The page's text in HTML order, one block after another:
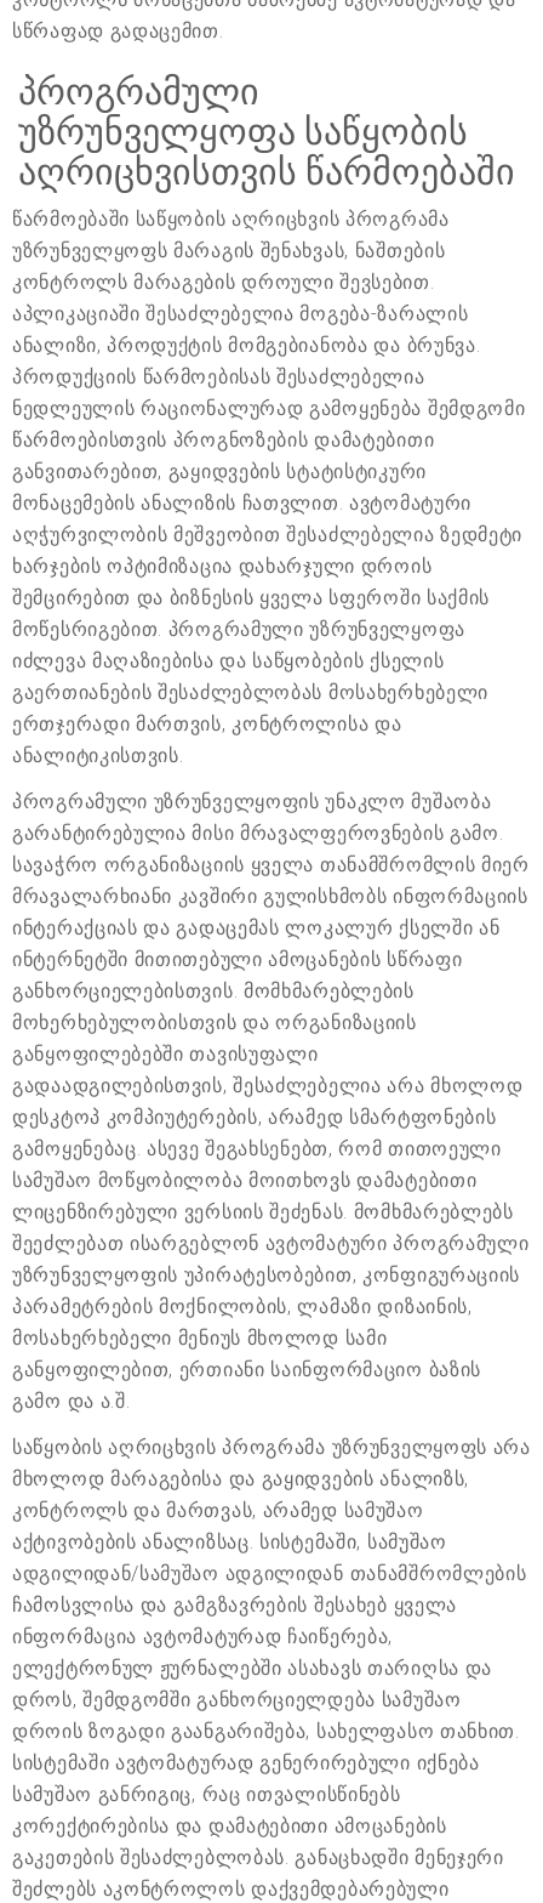
სწრაფად გადაცემით.
პროგრამული
უზრუნველყოფა საწყობის
აღრიცხვისთვის წარმოებაში
წარმოებაში საწყობის აღრიცხვის პროგრამა
უზრუნველყოფს მარაგის შენახვას, ნაშთების
კონტროლს მარაგების დროული შევსებით.
აპლიკაციაში შესაძლებელია მოგება-ზარალის
ანალიზი, პროდუქტის მომგებიანობა და ბრუნვა.
პროდუქციის წარმოებისას შესაძლებელია
ნედლეულის რაციონალურად გამოყენება შემდგომი
წარმოებისთვის პროგნოზების დამატებითი
განვითარებით, გაყიდვების სტატისტიკური
მონაცემების ანალიზის ჩათვლით. ავტომატური
აღჭურვილობის მეშვეობით შესაძლებელია ზედმეტი
ხარჯების ოპტიმიზაცია დახარჯული დროის
შემცირებით და ბიზნესის ყველა სფეროში საქმის
მოწესრიგებით. პროგრამული უზრუნველყოფა
იძლევა მაღაზიებისა და საწყობების ქსელის
გაერთიანების შესაძლებლობას მოსახერხებელი
ერთჯერადი მართვის, კონტროლისა და
ანალიტიკისთვის.
პროგრამული უზრუნველყოფის უნაკლო მუშაობა
გარანტირებულია მისი მრავალფეროვნების გამო.
სავაჭრო ორგანიზაციის ყველა თანამშრომლის მიერ
მრავალარხიანი კავშირი გულისხმობს ინფორმაციის
ინტერაქციას და გადაცემას ლოკალურ ქსელში ან
ინტერნეტში მითითებული ამოცანების სწრაფი
განხორციელებისთვის. მომხმარებლების
მოხერხებულობისთვის და ორგანიზაციის
განყოფილებებში თავისუფალი
გადაადგილებისთვის, შესაძლებელია არა მხოლოდ
დესკტოპ კომპიუტერების, არამედ სმარტფონების
გამოყენებაც. ასევე შეგახსენებთ, რომ თითოეული
სამუშაო მოწყობილობა მოითხოვს დამატებითი
ლიცენზირებული ვერსიის შეძენას. მომხმარებლებს
შეეძლებათ ისარგებლონ ავტომატური პროგრამული
უზრუნველყოფის უპირატესობებით, კონფიგურაციის
პარამეტრების მოქნილობის, ლამაზი დიზაინის,
მოსახერხებელი მენიუს მხოლოდ სამი
განყოფილებით, ერთიანი საინფორმაციო ბაზის
გამო და ა.შ.
საწყობის აღრიცხვის პროგრამა უზრუნველყოფს არა
მხოლოდ მარაგებისა და გაყიდვების ანალიზს,
კონტროლს და მართვას, არამედ სამუშაო
აქტივობების ანალიზსაც. სისტემაში, სამუშაო
ადგილიდან/სამუშაო ადგილიდან თანამშრომლების
ჩამოსვლისა და გამგზავრების შესახებ ყველა
ინფორმაცია ავტომატურად ჩაიწერება,
ელექტრონულ ჟურნალებში ასახავს თარიღსა და
დროს, შემდგომში განხორციელდება სამუშაო
დროის ზოგადი გაანგარიშება, სახელფასო თანხით.
სისტემაში ავტომატურად გენერირებული იქნება
სამუშაო განრიგიც, რაც ითვალისწინებს
კორექტირებისა და დამატებითი ამოცანების
გაკეთების შესაძლებლობას. განაცხადში მენეჯერი
შეძლებს აკონტროლოს დაქვემდებარებული